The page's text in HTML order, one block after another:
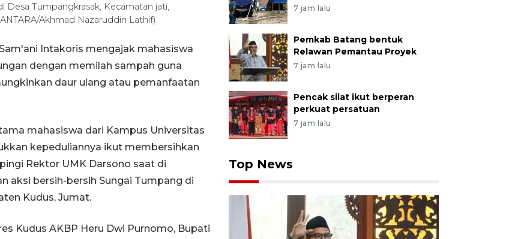
Desa Tumpangkrasak, Kecamatan jati,
Akhmad Nazaruddin Lathif)
Intakoris mengajak mahasiswa
dengan memilah sampah guna
daur ulang atau pemanfaatan
mahasiswa dari Kampus Universitas
kepeduliannya ikut membersihkan
Rektor UMK Darsono saat di
aksi bersih-bersih Sungai Tumpang di
Kudus, Jumat.
Kudus AKBP Heru Dwi Purnomo, Bupati
7 jam lalu
Pemkab Batang bentuk
Relawan Pemantau Proyek
7 jam lalu
Pencak silat ikut berperan
perkuat persatuan
7 jam lalu
Top News